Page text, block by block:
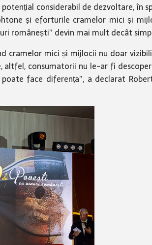
considerabil de dezvoltare, în
și eforturile cramelor mici și
românești” devin mai mult decât
mici și mijlocii nu doar
consumatorii nu le-ar fi
face diferența”, a declarat